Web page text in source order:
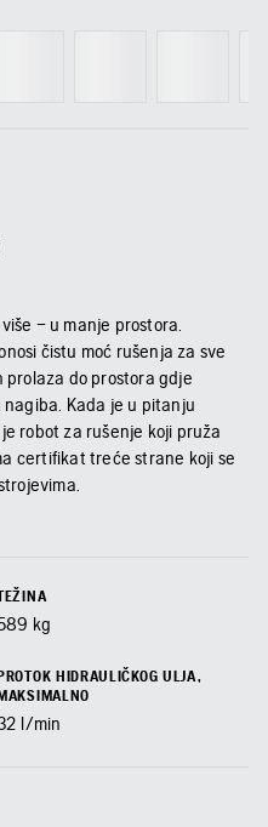
– u manje prostora.
čistu moć rušenja za sve
do prostora gdje
Kada je u pitanju
robot za rušenje koji pruža
certifikat treće strane koji se
kg
HIDRAULIČKOG ULJA,
l/min